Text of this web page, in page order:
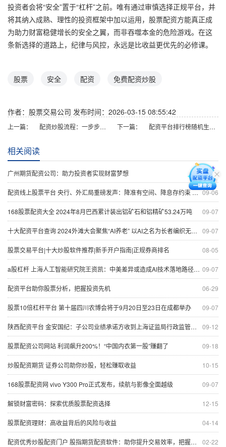
投资者会将“安全”置于“杠杆”之前。唯有通过审慎选择正规平台，并
将其纳入成熟、理性的投资框架中加以运用，股票配资方能真正成
为助力财富稳健增长的安全之翼，而非吞噬本金的危险游戏。在这
条新选择的道路上，纪律与风控，永远是比收益更优先的必修课。
股票 安全 配资 免费配资炒股
作者：股票交易公司 发布时间：2026-03-15 08:55:42
上一篇： 配资炒股流程：一步步教你借力杠杆 下一篇： 配资平台排行榜随机生成含有中立性、权威性、客观性、合规性和信息实用性适合网站发布不超30字的标题
相关阅读
03-27
广州期货配资公司：助力投资者实现财富梦想
09-06
配资线上股票平台 央行、外汇局重磅发声：降准有空间、降息存约束 国际收支规模有望继续提升
09-07
168股票配资大全 2024年8月巴西累计装出铝矿石和铝精矿53.24万吨
09-07
十大配资平台查询 2024外滩大会聚焦“AI养老” 以AI之名为长者编织无碍生活网
08-05
股票交易平台|十大炒股软件推荐|新手开户指南|正规券商排名
09-07
a股杠杆 上海人工智能研究院王资凯：中美差异或造成AI技术落地路径不一致 | REAL大会
06-29
配资平台助你股票分析，把握投资先机
09-07
股票10倍杠杆平台 第十届四川农博会将于9月20日至23日在成都举办
09-12
陕西配资平台 金安国纪：子公司业绩承诺方收到上海证监局行政监管措施决定书
09-18
股票配资公司网站 利润飙升200%！“中国内衣第一股”赚翻了
10-15
炒股配资期货 证券公司助你炒股，轻松赚取收益
09-07
168股票配资网 vivo Y300 Pro正式发布，续航与影像全面越级
12-15
解锁财富密码：探索优质股票配资选择
04-14
股票配资理财：高收益背后的风险与收益
02-22
配资优秀炒股配资门户 股指期货配资软件：助你提升交易效率，把握市场先机